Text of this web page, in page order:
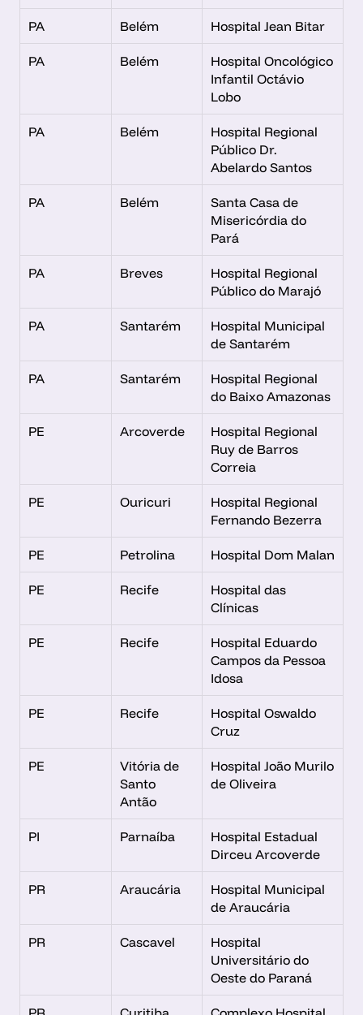
PA Belém Hospital Jean Bitar
PA Belém
Hospital Oncológico
Infantil Octávio
Lobo
PA Belém
Hospital Regional
Público Dr.
Abelardo Santos
PA Belém
Santa Casa de
Misericórdia do
Pará
PA Breves
Hospital Regional
Público do Marajó
PA Santarém
Hospital Municipal
de Santarém
PA Santarém
Hospital Regional
do Baixo Amazonas
PE Arcoverde
Hospital Regional
Ruy de Barros
Correia
PE Ouricuri
Hospital Regional
Fernando Bezerra
PE Petrolina Hospital Dom Malan
PE Recife
Hospital das
Clínicas
PE Recife
Hospital Eduardo
Campos da Pessoa
Idosa
PE Recife
Hospital Oswaldo
Cruz
PE
Vitória de
Santo
Antão
Hospital João Murilo
de Oliveira
PI Parnaíba
Hospital Estadual
Dirceu Arcoverde
PR Araucária
Hospital Municipal
de Araucária
PR Cascavel
Hospital
Universitário do
Oeste do Paraná